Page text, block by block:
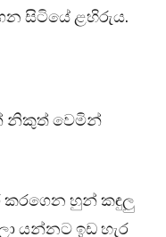
සිටියේ ළහිරුය.
නිකුත් වෙමින්
කරගෙන හුන් කඳුලු
යන්නට ඉඩ හැර